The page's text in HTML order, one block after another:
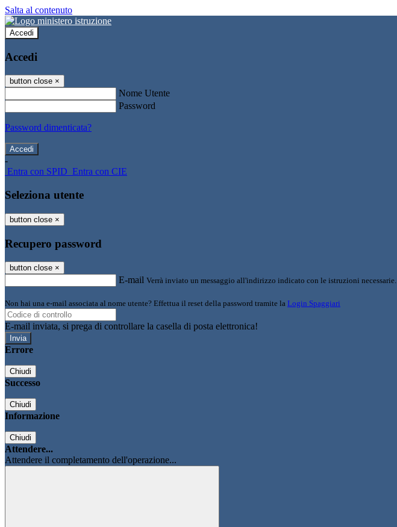
Salta al contenuto
Accedi
Accedi
button close ×
Nome Utente
Password
Password dimenticata?
-
Entra con SPID Entra con CIE
Seleziona utente
button close ×
Recupero password
button close ×
E-mail Verrà inviato un messaggio all'indirizzo indicato con le istruzioni necessarie.
Non hai una e-mail associata al nome utente? Effettua il reset della password tramite la Login Spaggiari
E-mail inviata, si prega di controllare la casella di posta elettronica!
Errore
Chiudi
Successo
Chiudi
Informazione
Chiudi
Attendere...
Attendere il completamento dell'operazione...